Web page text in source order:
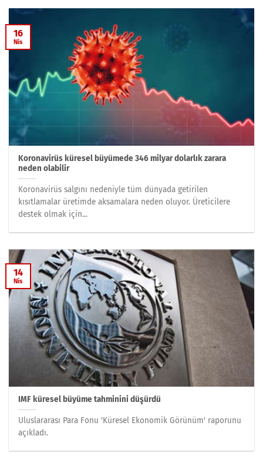
Koronavirüs küresel büyümede 346 milyar dolarlık zarara
neden olabilir
Koronavirüs salgını nedeniyle tüm dünyada getirilen
kısıtlamalar üretimde aksamalara neden oluyor. Üreticilere
destek olmak için...
16
Nis
IMF küresel büyüme tahminini düşürdü
Uluslararası Para Fonu 'Küresel Ekonomik Görünüm' raporunu
açıkladı.
14
Nis